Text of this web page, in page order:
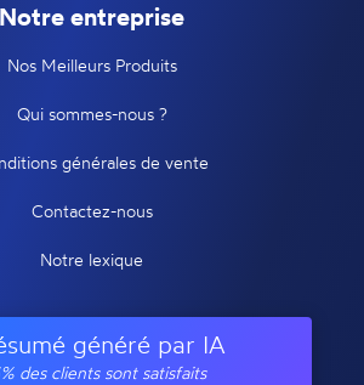
Notre entreprise
Nos Meilleurs Produits
Qui sommes-nous ?
générales de vente
Contactez-nous
Notre lexique
généré par IA
des clients sont satisfaits